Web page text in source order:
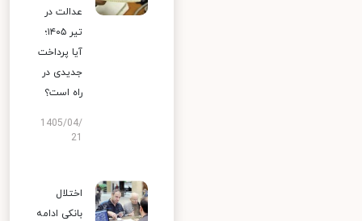
عدالت در
تیر ۱۴۰۵؛
آیا پرداخت
جدیدی در
راه است؟
1405/04/
اختلال
بانکی ادامه